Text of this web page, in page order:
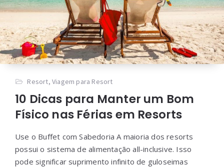
Resort,Viagem para Resort
10 Dicas para Manter um Bom
Físico nas Férias em Resorts
Use o Buffet com Sabedoria A maioria dos resorts
possui o sistema de alimentação all-inclusive. Isso
pode significar suprimento infinito de guloseimas